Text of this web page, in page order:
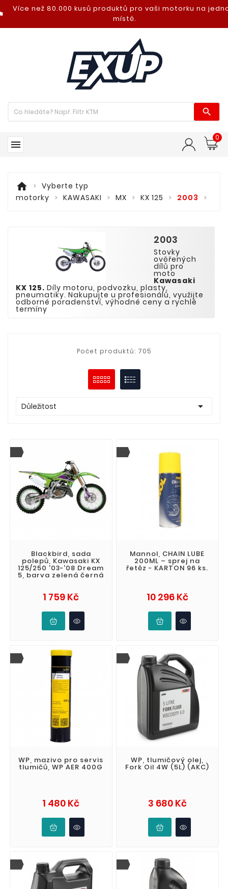
Více než 80.000 kusů produktů pro vaši motorku na
místě.


0
home
Vyberte typ
motorky
KAWASAKI MX KX 125 2003
2003
Stovky
ověřených
dílů pro
moto
Kawasaki
KX 125. Díly motoru, podvozku, plasty,
pneumatiky. Nakupujte u profesionálů, využijte
odborné poradenství, výhodné ceny a rychlé
termíny
Počet produktů: 705
Důležitost 
Blackbird, sada
polepů, Kawasaki KX
125/250 '03-'08 Dream
5, barva zelená černá
1 759 KčCena
Mannol, CHAIN LUBE
200ML – sprej na
řetěz - KARTON 96 ks.
10 296 KčCena
WP, mazivo pro servis
tlumičů, WP AER 400G
1 480 KčCena
WP, tlumičový olej,
Fork Oil 4W (5L) (AKC)
3 680 KčCena